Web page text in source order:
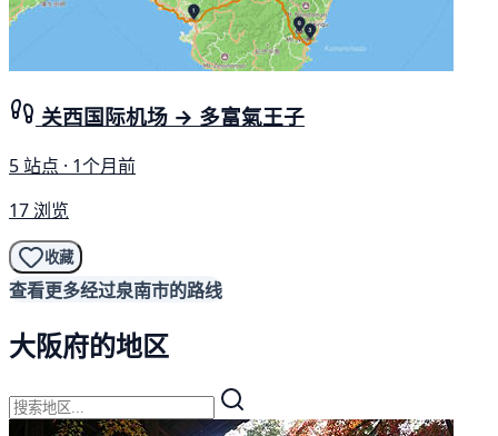
关西国际机场 → 多富氣王子
5 站点 · 1个月前
17 浏览
收藏
查看更多经过泉南市的路线
大阪府的地区